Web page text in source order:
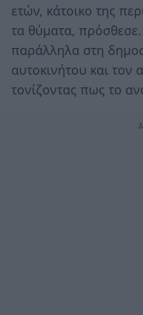
ετών, κάτοικο της
τα θύματα,
παράλληλα στη
αυτοκινήτου και τον
τονίζοντας πως το